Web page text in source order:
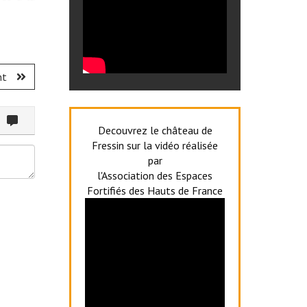
Decouvrez le château de
Fressin sur la vidéo réalisée
par
l'Association des Espaces
Fortifiés des Hauts de France